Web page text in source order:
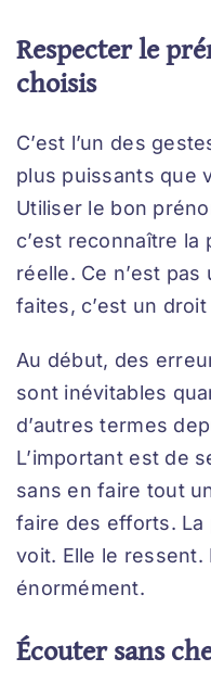
Respecter le
choisis
C’est l’un des
plus puissants que
Utiliser le bon
c’est reconnaître
réelle. Ce n’est
faites, c’est un
Au début, des
sont inévitables
d’autres termes
L’important est de
sans en faire tout
faire des efforts.
voit. Elle le ressent.
énormément.
Écouter sans